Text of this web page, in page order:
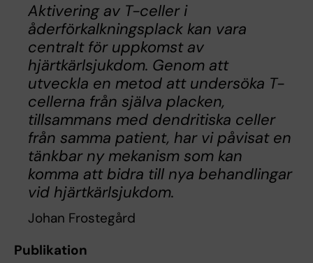
Aktivering av T-celler i
åderförkalkningsplack kan vara
centralt för uppkomst av
hjärtkärlsjukdom. Genom att
utveckla en metod att undersöka T-
cellerna från själva placken,
tillsammans med dendritiska celler
från samma patient, har vi påvisat en
tänkbar ny mekanism som kan
komma att bidra till nya behandlingar
vid hjärtkärlsjukdom.
Johan Frostegård
Publikation